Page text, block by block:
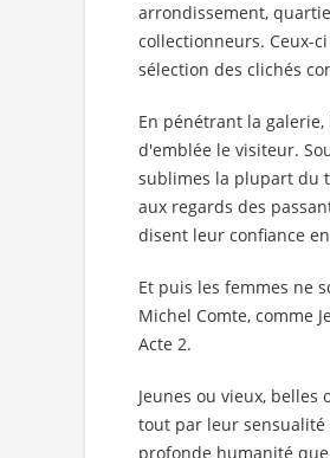
arrondissement,
collectionneurs. Ceux-
sélection des clichés
En pénétrant la
d'emblée le visiteur.
sublimes la plupart du
aux regards des
disent leur confiance
Et puis les femmes ne
Michel Comte, comme
Acte 2.
Jeunes ou vieux,
tout par leur sensualité
profonde humanité